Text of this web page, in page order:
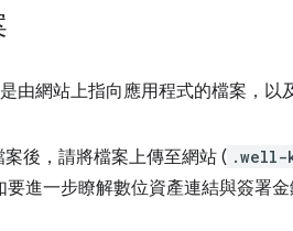
由網站上指向應用程式的檔案，以
案後，請將檔案上傳至網站 ( .well-
進一步瞭解數位資產連結與簽署